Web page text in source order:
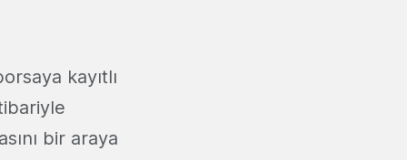
kayıtlı
bir araya